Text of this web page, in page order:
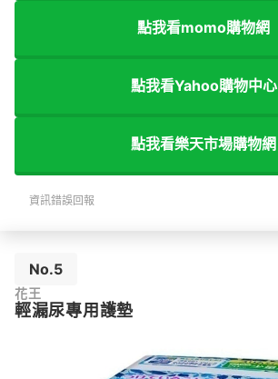
點我看momo購物網
點我看Yahoo購物中心
點我看樂天市場購物網
資訊錯誤回報
No.5
花王
輕漏尿專用護墊